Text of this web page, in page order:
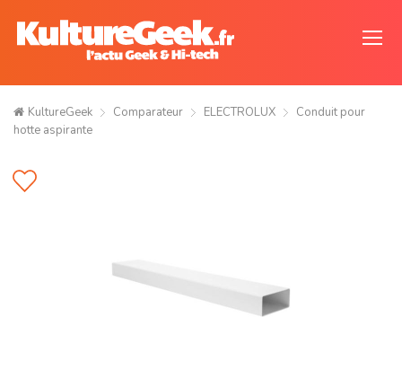
KultureGeek Comparateur ELECTROLUX
Conduit pour
hotte aspirante